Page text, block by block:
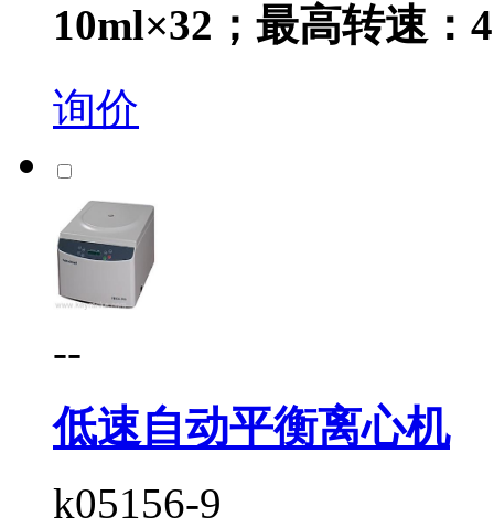
10ml×32；最高转速：
询价
--
低速自动平衡离心机
k05156-9